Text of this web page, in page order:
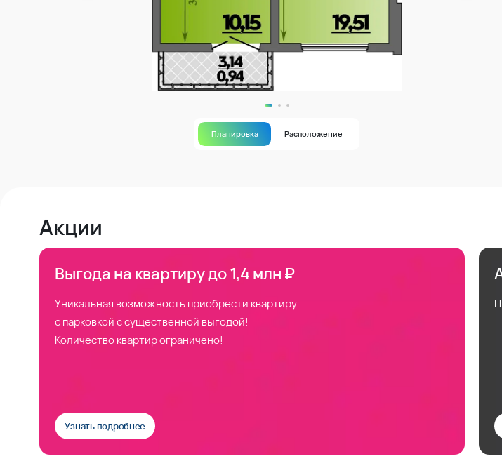
Планировка Расположение
Акции
Выгода на квартиру до 1,4 млн ₽
Уникальная возможность приобрести квартиру
с парковкой с существенной выгодой!
Количество квартир ограничено!
Узнать подробнее